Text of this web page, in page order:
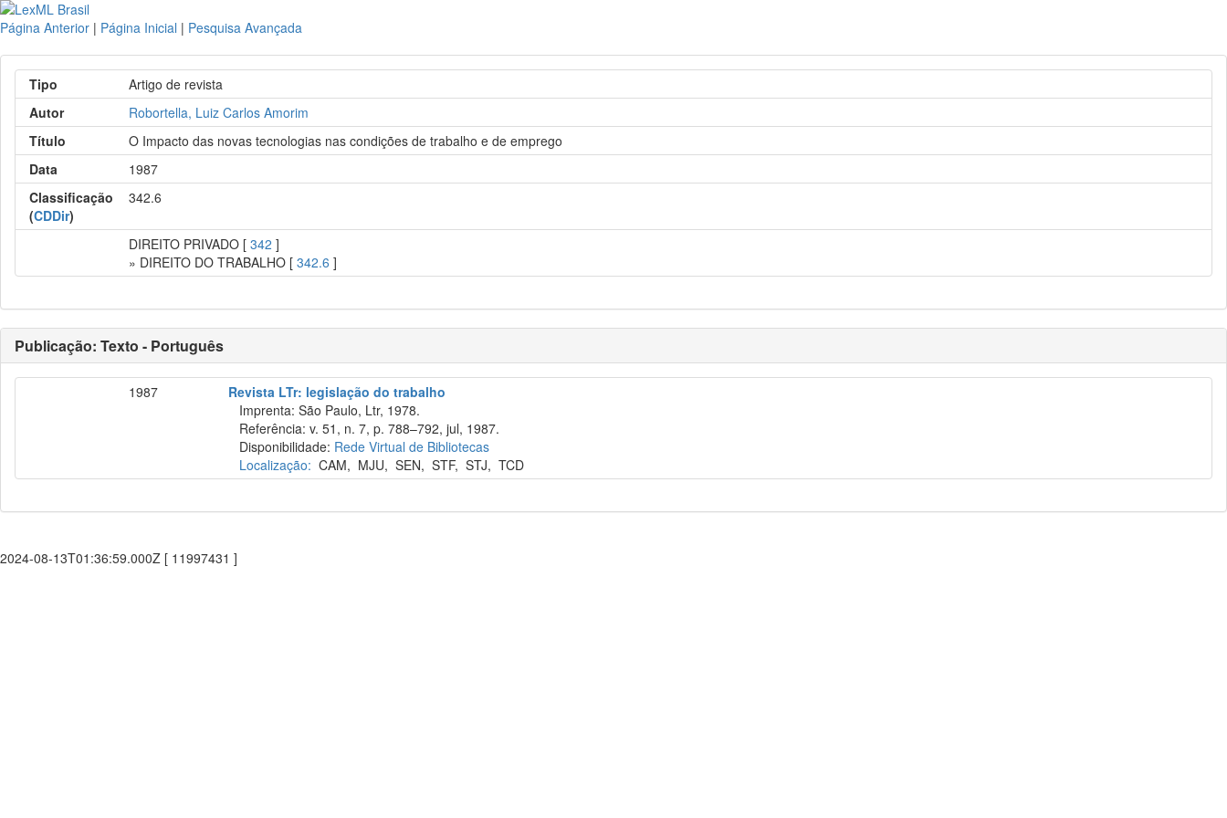
Página Anterior | Página Inicial | Pesquisa Avançada
Tipo
Artigo de revista
Autor
Robortella, Luiz Carlos Amorim
Título
O Impacto das novas tecnologias nas condições de trabalho e de emprego
Data
1987
Classificação
(CDDir)
342.6
DIREITO PRIVADO [342 ]
» DIREITO DO TRABALHO [342.6 ]
Publicação: Texto - Português
1987
Revista LTr: legislação do trabalho
Imprenta: São Paulo, Ltr, 1978.
Referência: v. 51, n. 7, p. 788–792, jul, 1987.
Disponibilidade: Rede Virtual de Bibliotecas
Localização: CAM, MJU,SEN,STF,STJ,TCD
2024-08-13T01:36:59.000Z [ 11997431 ]